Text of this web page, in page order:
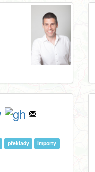
překlady
importy